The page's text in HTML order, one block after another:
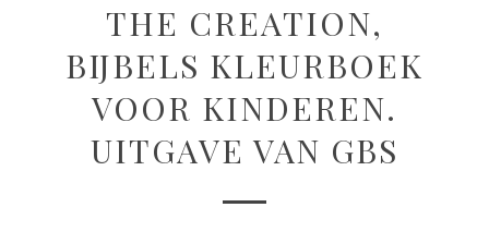
THE CREATION,
BIJBELS KLEURBOEK
VOOR KINDEREN.
UITGAVE VAN GBS